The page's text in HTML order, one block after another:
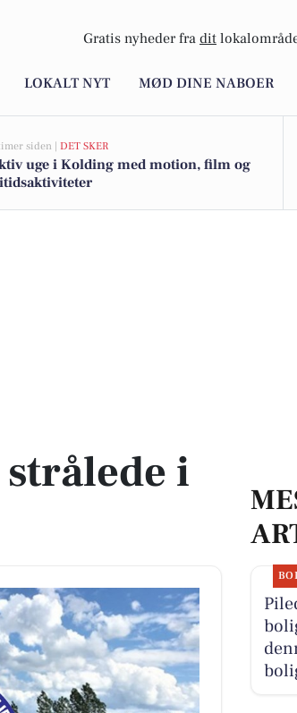
Gratis nyheder fra dit
LOKALT NYT MØD DINE NABOER
siden | DET SKER
uge i Kolding med motion, film og
i